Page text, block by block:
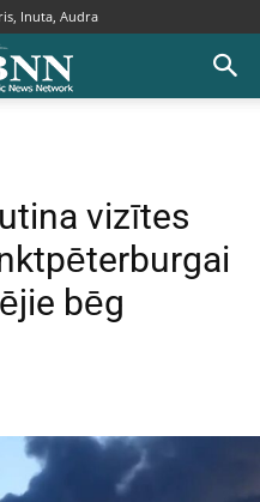
Inuta, Audra
vizītes
bēg